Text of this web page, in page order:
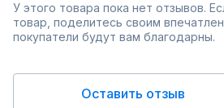
У этого товара пока нет отзывов.
товар, поделитесь своим
покупатели будут вам благодарны.
Оставить отзыв